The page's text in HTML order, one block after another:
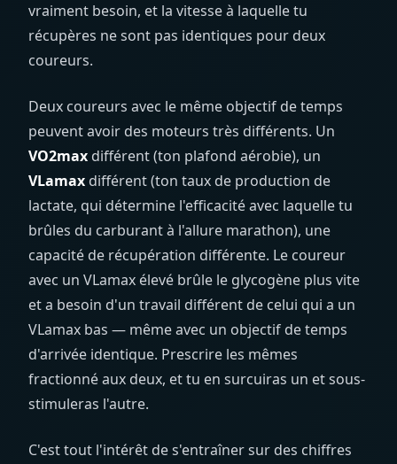
vraiment besoin, et la vitesse à laquelle tu
récupères ne sont pas identiques pour deux
coureurs.
Deux coureurs avec le même objectif de temps
peuvent avoir des moteurs très différents. Un
VO2max différent (ton plafond aérobie), un
VLamax différent (ton taux de production de
lactate, qui détermine l'efficacité avec laquelle tu
brûles du carburant à l'allure marathon), une
capacité de récupération différente. Le coureur
avec un VLamax élevé brûle le glycogène plus vite
et a besoin d'un travail différent de celui qui a un
VLamax bas — même avec un objectif de temps
d'arrivée identique. Prescrire les mêmes
fractionné aux deux, et tu en surcuiras un et sous-
stimuleras l'autre.
C'est tout l'intérêt de s'entraîner sur des chiffres